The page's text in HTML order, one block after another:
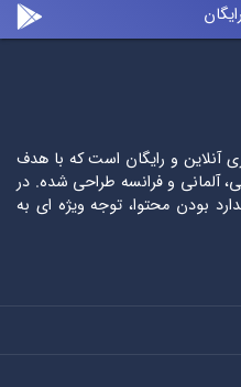
آنلاین و رایگان است که با هدف
آلمانی و فرانسه طراحی شده. در
بودن محتوا، توجه ویژه ای به